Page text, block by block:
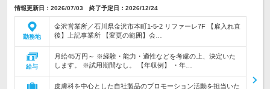
情報更新日：2026/07/03 終了予定日：2026/12/24
勤務地
金沢営業所／石川県金沢市本町1-5-2 リファーレ7F 【雇入れ直
後】上記事業所 【変更の範囲】会…
給与
月給45万円～ ※経験・能力・適性などを考慮の上、決定いた
します。 ※試用期間なし。 【年収例】 ・年…
皮膚科を中心とした自社製品のプロモーション活動を担当いた